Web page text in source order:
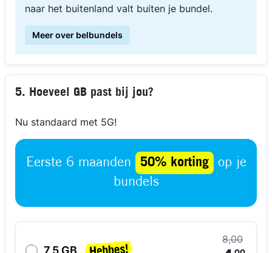
naar het buitenland valt buiten je bundel.
Meer over belbundels
5. Hoeveel GB past bij jou?
Nu standaard met 5G!
Eerste 6 maanden 50% korting
op je
bundels
7,5 GB
8,00